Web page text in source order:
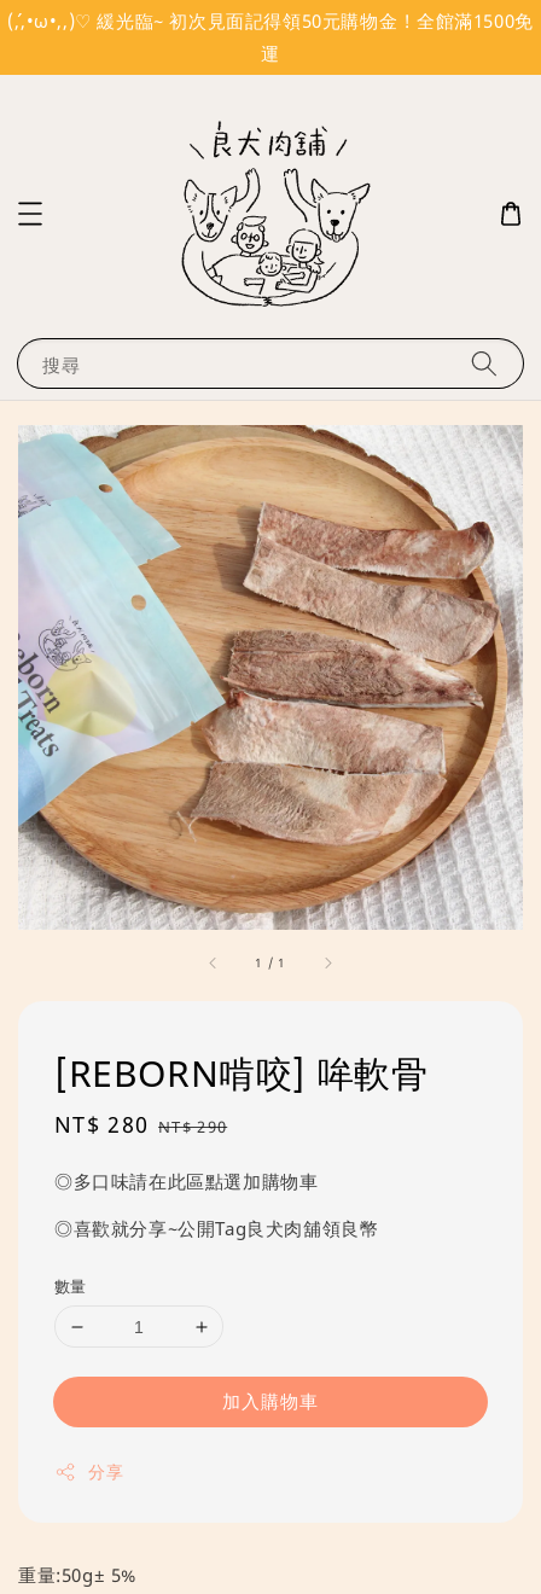
(´,,•ω•,,)♡ 緩光臨~ 初次見面記得領50元購物金 ! 全館滿1500免
運
搜尋
1 / 1
[REBORN啃咬] 哞軟骨
Sale
NT$ 280 Regular
NT$ 290
◎多口味請在此區點選加購物車
◎喜歡就分享~公開Tag良犬肉舖領良幣
數量
加入購物車
分享
重量:50g± 5%